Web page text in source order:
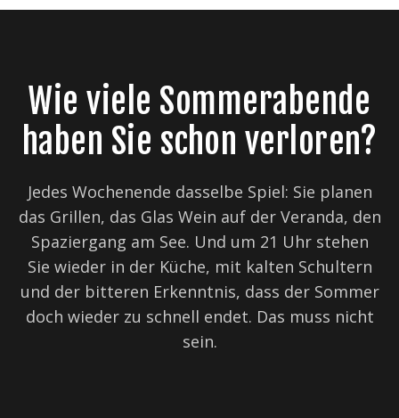
Wie viele Sommerabende
haben Sie schon verloren?
Jedes Wochenende dasselbe Spiel: Sie planen
das Grillen, das Glas Wein auf der Veranda, den
Spaziergang am See. Und um 21 Uhr stehen
Sie wieder in der Küche, mit kalten Schultern
und der bitteren Erkenntnis, dass der Sommer
doch wieder zu schnell endet. Das muss nicht
sein.